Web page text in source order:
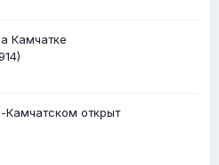
Камчатке
Камчатском открыт